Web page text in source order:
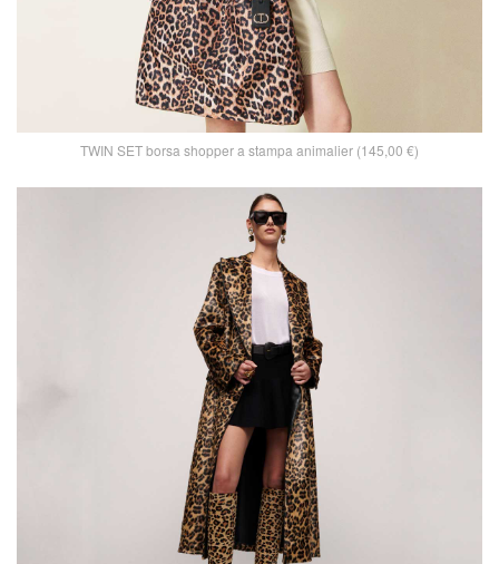
TWIN SET borsa shopper a stampa animalier (145,00 €)